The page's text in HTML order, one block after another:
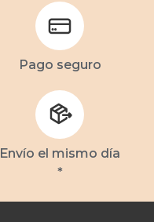
Pago seguro
Envío el mismo día
*